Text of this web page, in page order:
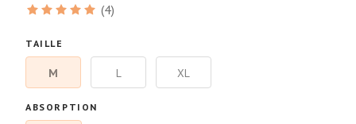
(4)
TAILLE
M L XL
ABSORPTION